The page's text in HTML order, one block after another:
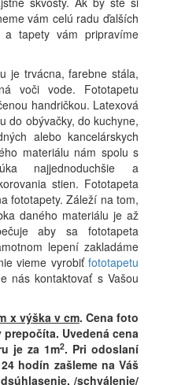
vám celú radu ďalších
tapety vám pripravíme
je trvácna, farebne stála,
voči vode. Fototapetu
handričkou. Latexová
do obývačky, do kuchyne,
alebo kancelárskych
materiálu nám spolu s
najjednoduchšie a
stien. Fototapeta
fototapety. Záleží na tom,
daného materiálu je až
aby sa fototapeta
lepení zakladáme
vieme vyrobiť fototapetu
nás kontaktovať s Vašou
x výška v cm. Cena foto
Uvedená cena
je za 1m2. Pri odoslaní
hodín zašleme na Váš
/schválenie/